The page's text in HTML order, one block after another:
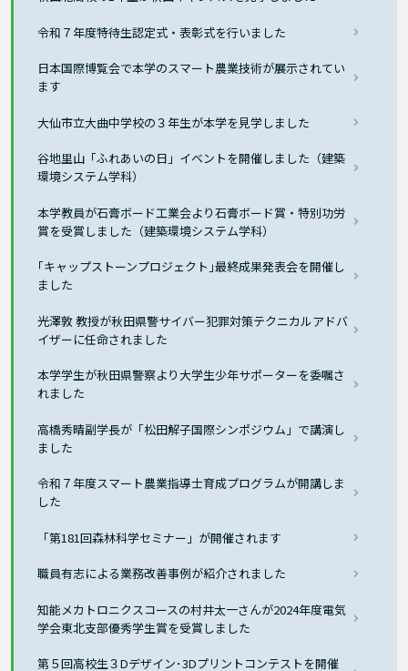
令和７年度特待生認定式・表彰式を行いました
日本国際博覧会で本学のスマート農業技術が展示されてい
ます
大仙市立大曲中学校の３年生が本学を見学しました
谷地里山「ふれあいの日」イベントを開催しました（建築
環境システム学科）
本学教員が石膏ボード工業会より石膏ボード賞・特別功労
賞を受賞しました（建築環境システム学科）
｢キャップストーンプロジェクト｣最終成果発表会を開催し
ました
光澤敦 教授が秋田県警サイバー犯罪対策テクニカルアドバ
イザーに任命されました
本学学生が秋田県警察より大学生少年サポーターを委嘱さ
れました
高橋秀晴副学長が「松田解子国際シンポジウム」で講演し
ました
令和７年度スマート農業指導士育成プログラムが開講しま
した
「第181回森林科学セミナー」が開催されます
職員有志による業務改善事例が紹介されました
知能メカトロニクスコースの村井太一さんが2024年度電気
学会東北支部優秀学生賞を受賞しました
第５回高校生３Dデザイン･3Dプリントコンテストを開催